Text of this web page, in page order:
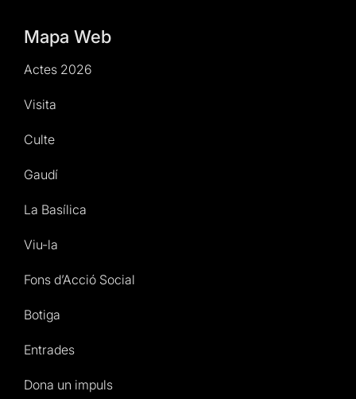
Mapa Web
Actes 2026
Visita
Culte
Gaudí
La Basílica
Viu-la
Fons d’Acció Social
Botiga
Entrades
Dona un impuls